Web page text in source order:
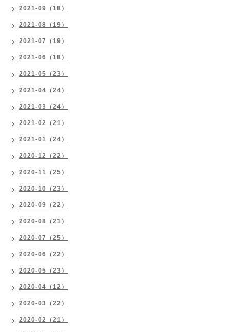
2021-09（18）
2021-08（19）
2021-07（19）
2021-06（18）
2021-05（23）
2021-04（24）
2021-03（24）
2021-02（21）
2021-01（24）
2020-12（22）
2020-11（25）
2020-10（23）
2020-09（22）
2020-08（21）
2020-07（25）
2020-06（22）
2020-05（23）
2020-04（12）
2020-03（22）
2020-02（21）